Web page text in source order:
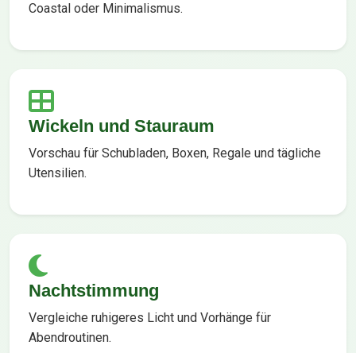
Coastal oder Minimalismus.
Wickeln und Stauraum
Vorschau für Schubladen, Boxen, Regale und tägliche
Utensilien.
Nachtstimmung
Vergleiche ruhigeres Licht und Vorhänge für
Abendroutinen.